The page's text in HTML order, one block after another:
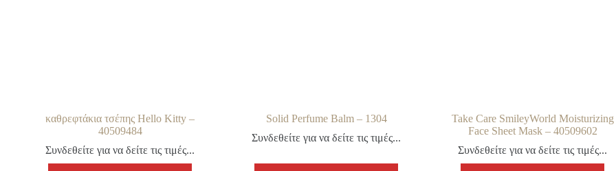
καθρεφτάκια τσέπης Hello Kitty –
40509484
Συνδεθείτε για να δείτε τις τιμές...
Solid Perfume Balm – 1304
Συνδεθείτε για να δείτε τις τιμές...
Take Care SmileyWorld Moisturizing
Face Sheet Mask – 40509602
Συνδεθείτε για να δείτε τις τιμές...